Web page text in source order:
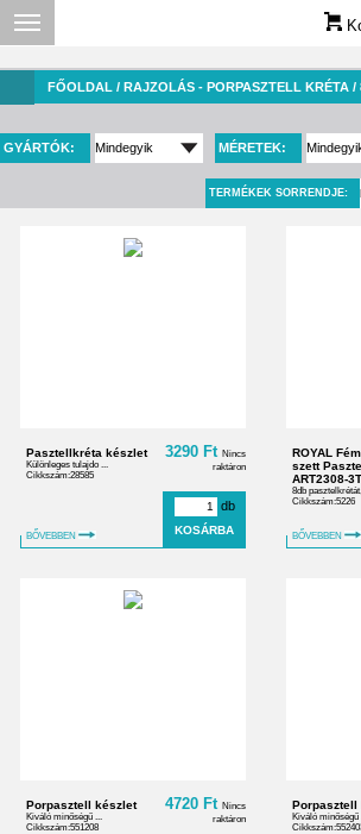
FŐOLDAL / RAJZOLÁS - PORPASZTELL KRÉTA /
GYÁRTÓK: MÉRETEK:
TERMÉKEK SORRENDJE:
Pasztellkréta készlet
Különleges tulajdo ...
Cikkszám:28585
BŐVEBBEN
3290 Ft Nincs
raktáron
db
ROYAL
szett
ART2308-3T
8db
Cikkszám:5226
BŐVEBBEN
Porpasztell készlet
Kiváló minőségű ...
Cikkszám:551208
4720 Ft Nincs
raktáron
Porpasztell
Kiváló minőségű